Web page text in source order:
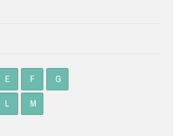
E F G
L M